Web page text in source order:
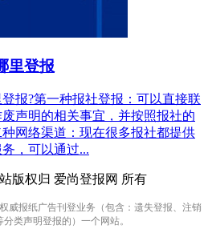
里登报
报?第一种报社登报：可以直接联
声明的相关事宜，并按照报社的
网络渠道：现在很多报社都提供
，可以通过...
版权归 爱尚登报网 所有
威报纸广告刊登业务（包含：遗失登报、注销
类声明登报的）一个网站。